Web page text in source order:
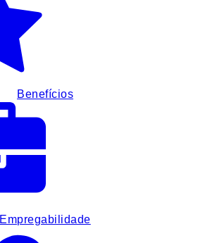
Benefícios
Empregabilidade